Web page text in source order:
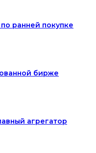
ранней покупке
бирже
агрегатор